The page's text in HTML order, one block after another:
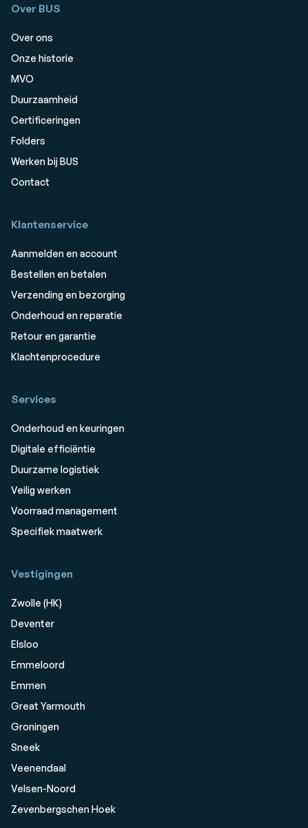
Over BUS
Over ons
Onze historie
MVO
Duurzaamheid
Certificeringen
Folders
Werken bij BUS
Contact
Klantenservice
Aanmelden en account
Bestellen en betalen
Verzending en bezorging
Onderhoud en reparatie
Retour en garantie
Klachtenprocedure
Services
Onderhoud en keuringen
Digitale efficiëntie
Duurzame logistiek
Veilig werken
Voorraad management
Specifiek maatwerk
Vestigingen
Zwolle (HK)
Deventer
Elsloo
Emmeloord
Emmen
Great Yarmouth
Groningen
Sneek
Veenendaal
Velsen-Noord
Zevenbergschen Hoek